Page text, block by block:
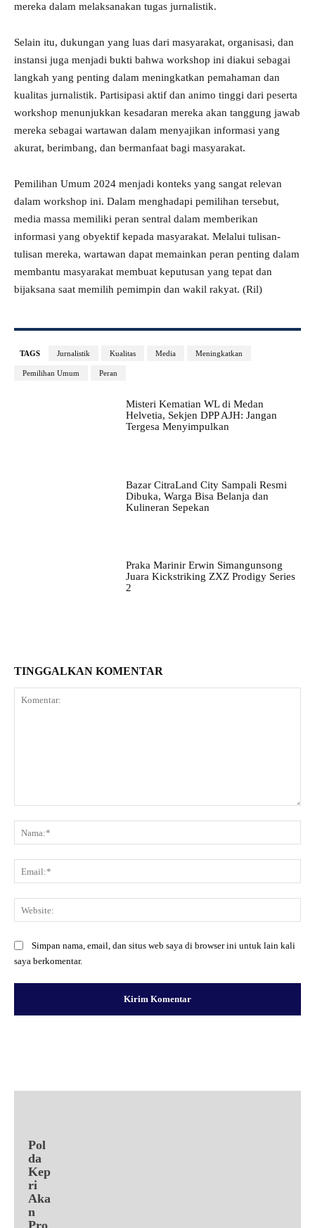
mereka dalam melaksanakan tugas jurnalistik.
Selain itu, dukungan yang luas dari masyarakat, organisasi, dan
instansi juga menjadi bukti bahwa workshop ini diakui sebagai
langkah yang penting dalam meningkatkan pemahaman dan
kualitas jurnalistik. Partisipasi aktif dan animo tinggi dari peserta
workshop menunjukkan kesadaran mereka akan tanggung jawab
mereka sebagai wartawan dalam menyajikan informasi yang
akurat, berimbang, dan bermanfaat bagi masyarakat.
Pemilihan Umum 2024 menjadi konteks yang sangat relevan
dalam workshop ini. Dalam menghadapi pemilihan tersebut,
media massa memiliki peran sentral dalam memberikan
informasi yang obyektif kepada masyarakat. Melalui tulisan-
tulisan mereka, wartawan dapat memainkan peran penting dalam
membantu masyarakat membuat keputusan yang tepat dan
bijaksana saat memilih pemimpin dan wakil rakyat. (Ril)
TAGS Jurnalistik Kualitas Media Meningkatkan
Pemilihan Umum Peran
Misteri Kematian WL di Medan
Helvetia, Sekjen DPP AJH: Jangan
Tergesa Menyimpulkan
Bazar CitraLand City Sampali Resmi
Dibuka, Warga Bisa Belanja dan
Kulineran Sepekan
Praka Marinir Erwin Simangunsong
Juara Kickstriking ZXZ Prodigy Series
2
TINGGALKAN KOMENTAR
Simpan nama, email, dan situs web saya di browser ini untuk lain kali
saya berkomentar.
Pol
da
Kep
ri
Aka
n